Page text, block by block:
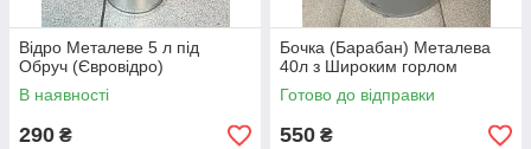
Відро Металеве 5 л під
Обруч (Євровідро)
В наявності
290 ₴
Бочка (Барабан) Металева
40л з Широким горлом
Готово до відправки
550 ₴